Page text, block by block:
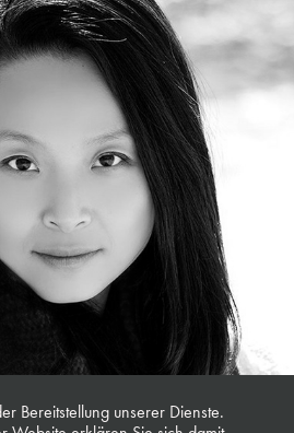
Bereitstellung unserer Dienste.